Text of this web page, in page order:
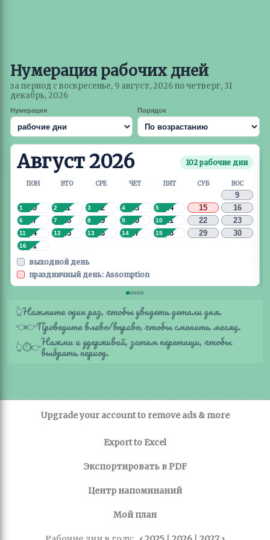
Нумерация рабочих дней
за период с воскресенье, 9 август, 2026 по четверг, 31
декабрь, 2026
Нумерация Порядок
Август 2026 102 рабочие дни
ПОН ВТО СРЕ ЧЕТ ПЯТ СУБ ВОС
9
10
1 11
2 12
3 13
4 14
5 15
16
17
6 18
7 19
8 20
9 21
10 22
23
24
11 25
12 26
13 27
14 28
15 29
30
31
16
выходной день
праздничный день: Assomption
👆Нажмите один раз, чтобы увидеть детали дня.
👈👉Проведите влево/вправо, чтобы сменить месяц.
👆⏱️👉Нажми и удерживай, затем перетащи, чтобы
выбрать период.
Upgrade your account to remove ads & more
Export to Excel
Экспортировать в PDF
Центр напоминаний
Мой план